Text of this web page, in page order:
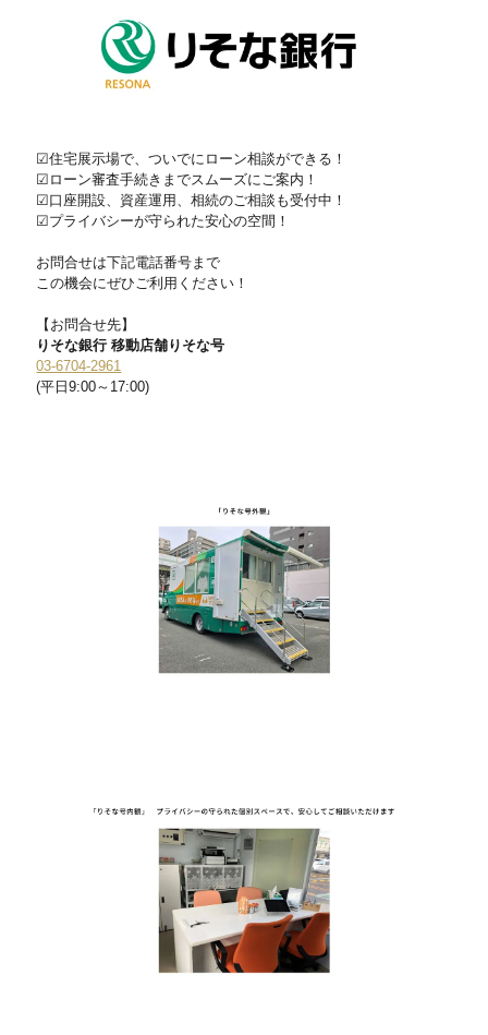
☑住宅展示場で、ついでにローン相談ができる！
☑ローン審査手続きまでスムーズにご案内！
☑口座開設、資産運用、相続のご相談も受付中！
☑プライバシーが守られた安心の空間！
お問合せは下記電話番号まで
この機会にぜひご利用ください！
【お問合せ先】
りそな銀行 移動店舗りそな号
03-6704-2961
(平日9:00～17:00)